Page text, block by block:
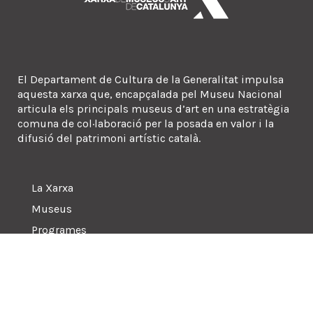
El Departament de Cultura de la Generalitat impulsa
aquesta xarxa que, encapçalada pel Museu Nacional
articula els principals museus d’art en una estratègia
comuna de col·laboració per la posada en valor i la
difusió del patrimoni artístic català.
La Xarxa
Museus
Programes